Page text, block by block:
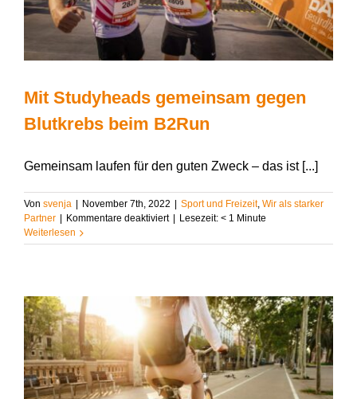
Mit Studyheads gemeinsam gegen
Blutkrebs beim B2Run
Gemeinsam laufen für den guten Zweck – das ist [...]
Von svenja November 7th, 2022 Sport und Freizeit, Wir als starker
Partner
Kommentare deaktiviertfür
Studyheads
beim
B2Run
Lesezeit: < 1 Minute
Weiterlesen